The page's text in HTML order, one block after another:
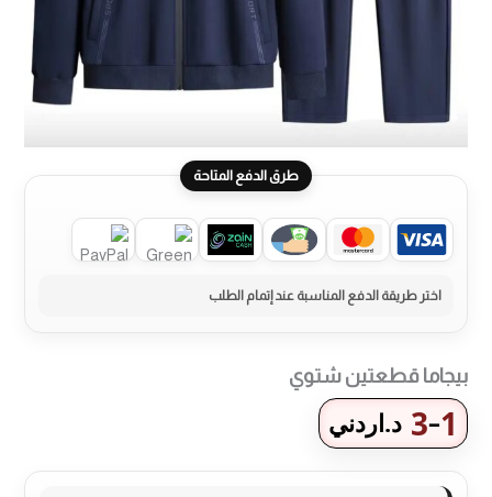
طرق الدفع المتاحة
بيجاما قطعتين شتوي
1
–
3
نطاق
السعر:
من
د.اردني